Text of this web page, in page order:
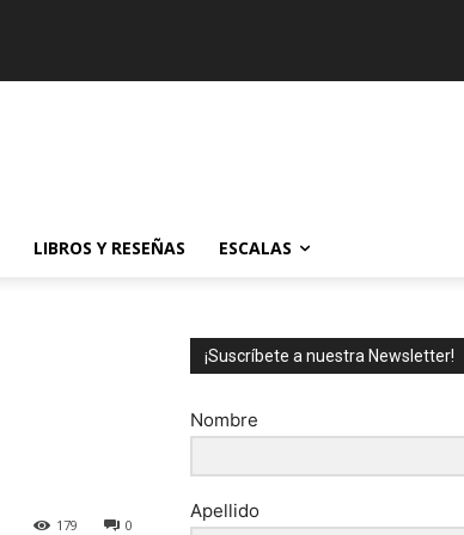
LIBROS Y RESEÑAS ESCALAS
0
179
¡Suscríbete a nuestra Newsletter!
Nombre
Apellido